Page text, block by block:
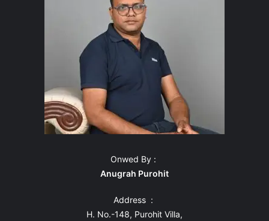
Onwed By :
Anugrah Purohit
Address :
H. No.-148, Purohit Villa,